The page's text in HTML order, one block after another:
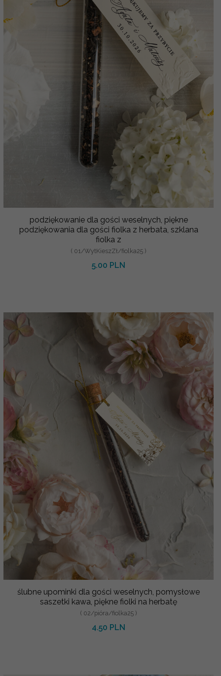
podziękowanie dla gości weselnych, piękne
podziękowania dla gości fiolka z herbata, szklana
fiolka z
( 01/WytKieszZł/fiolka25 )
5.00 PLN
ślubne upominki dla gości weselnych, pomysłowe
saszetki kawa, piękne fiolki na herbatę
( 02/pióra/fiolka25 )
4.50 PLN